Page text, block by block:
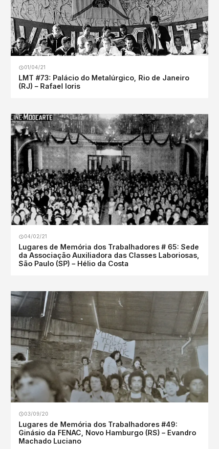
01/04/21
LMT #73: Palácio do Metalúrgico, Rio de Janeiro
(RJ) – Rafael Ioris
04/02/21
Lugares de Memória dos Trabalhadores # 65: Sede
da Associação Auxiliadora das Classes Laboriosas,
São Paulo (SP) – Hélio da Costa
03/09/20
Lugares de Memória dos Trabalhadores #49:
Ginásio da FENAC, Novo Hamburgo (RS) – Evandro
Machado Luciano